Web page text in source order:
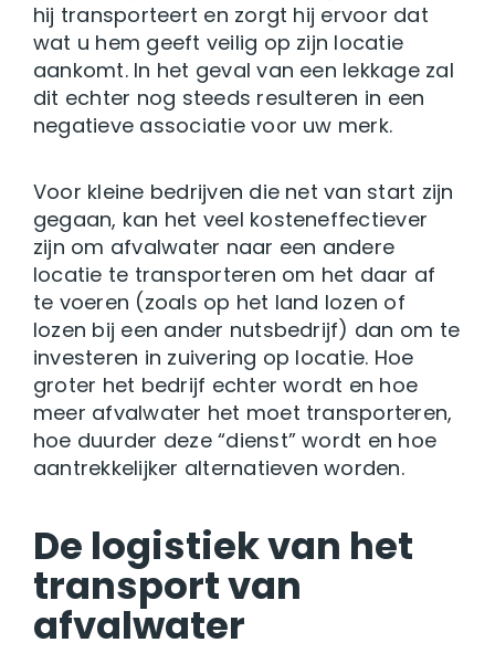
hij transporteert en zorgt hij ervoor dat
wat u hem geeft veilig op zijn locatie
aankomt. In het geval van een lekkage zal
dit echter nog steeds resulteren in een
negatieve associatie voor uw merk.
Voor kleine bedrijven die net van start zijn
gegaan, kan het veel kosteneffectiever
zijn om afvalwater naar een andere
locatie te transporteren om het daar af
te voeren (zoals op het land lozen of
lozen bij een ander nutsbedrijf) dan om te
investeren in zuivering op locatie. Hoe
groter het bedrijf echter wordt en hoe
meer afvalwater het moet transporteren,
hoe duurder deze “dienst” wordt en hoe
aantrekkelijker alternatieven worden.
De logistiek van het
transport van
afvalwater